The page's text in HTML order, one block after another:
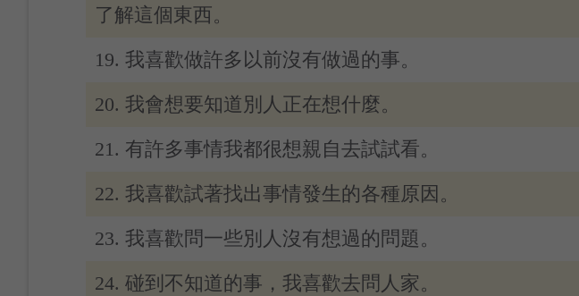
了解這個東西。
19. 我喜歡做許多以前沒有做過的事。
20. 我會想要知道別人正在想什麼。
21. 有許多事情我都很想親自去試試看。
22. 我喜歡試著找出事情發生的各種原因。
23. 我喜歡問一些別人沒有想過的問題。
24. 碰到不知道的事，我喜歡去問人家。